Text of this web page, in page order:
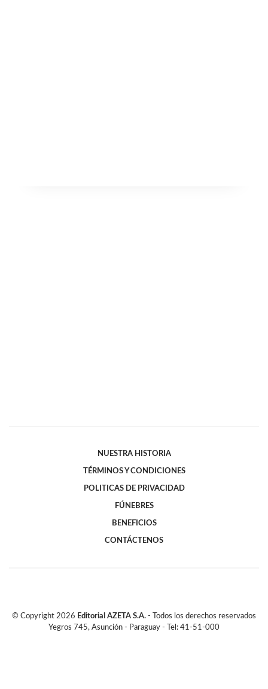
NUESTRA HISTORIA
TÉRMINOS Y CONDICIONES
POLITICAS DE PRIVACIDAD
FÚNEBRES
BENEFICIOS
CONTÁCTENOS
© Copyright 2026 Editorial AZETA S.A. - Todos los derechos reservados
Yegros 745, Asunción - Paraguay - Tel: 41-51-000